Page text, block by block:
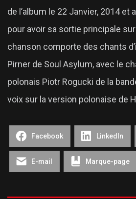
de l’album le 22 Janvier, 2014 et
pour avoir sa sortie principale sur
chanson comporte des chants
Pirner de Soul Asylum, avec le
polonais Piotr Rogucki de la
voix sur la version polonaise de
Facebook LinkedIn
E-mail Marque-page